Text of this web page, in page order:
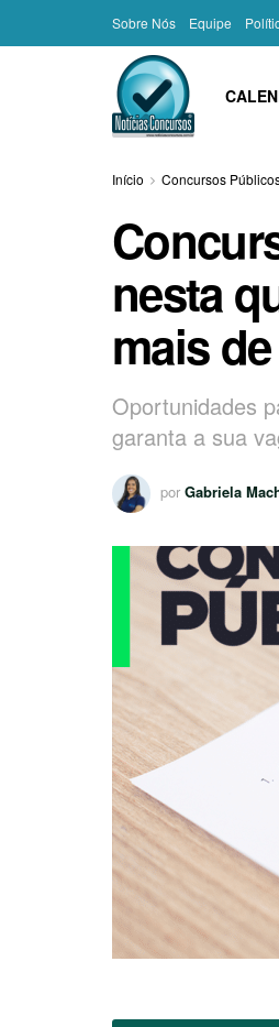
Sobre Nós Equipe
Início Concursos
nesta
mais
Oportunidades
garanta a sua
por Gabriela